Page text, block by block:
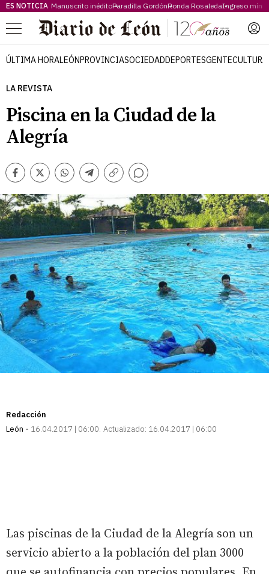
ES NOTICIA Manuscrito inéditoParadilla GordónRonda RosaledaIngreso
Menú
ÚLTIMA HORALEÓNPROVINCIASOCIEDADDEPORTESGENTECULTURA
LA REVISTA
Piscina en la Ciudad de la
Alegría
Facebook
TwitterWhatsappTelegram
Copiar
Comentarios
Redacción
León
16.04.2017 | 06:00 Actualizado: 16.04.2017 | 06:00
Las piscinas de la Ciudad de la Alegría son un
servicio abierto a la población del plan 3000